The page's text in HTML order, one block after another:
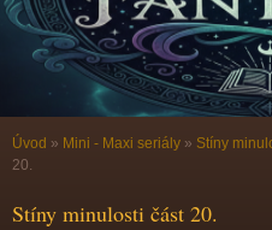
Úvod » Mini - Maxi seriály » Stíny
20.
Stíny minulosti část 20.